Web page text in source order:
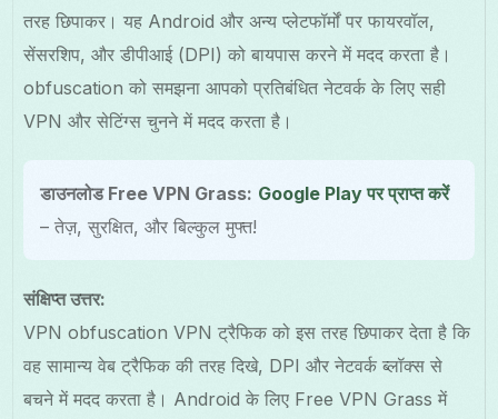
तरह छिपाकर। यह Android और अन्य प्लेटफॉर्मों पर फायरवॉल,
सेंसरशिप, और डीपीआई (DPI) को बायपास करने में मदद करता है।
obfuscation को समझना आपको प्रतिबंधित नेटवर्क के लिए सही
VPN और सेटिंग्स चुनने में मदद करता है।
डाउनलोड Free VPN Grass: Google Play पर प्राप्त करें
– तेज़, सुरक्षित, और बिल्कुल मुफ्त!
संक्षिप्त उत्तर:
VPN obfuscation VPN ट्रैफिक को इस तरह छिपाकर देता है कि
वह सामान्य वेब ट्रैफिक की तरह दिखे, DPI और नेटवर्क ब्लॉक्स से
बचने में मदद करता है। Android के लिए Free VPN Grass में